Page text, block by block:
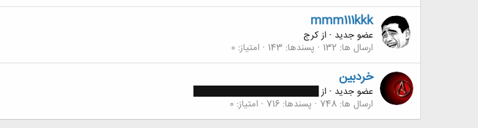
mmm111kkk
عضو جدید · ازکرج
ارسال ها 132 پسندها 143 امتیاز 0
خردبین
عضو جدید · از
ارسال ها 748 پسندها 716 امتیاز 0